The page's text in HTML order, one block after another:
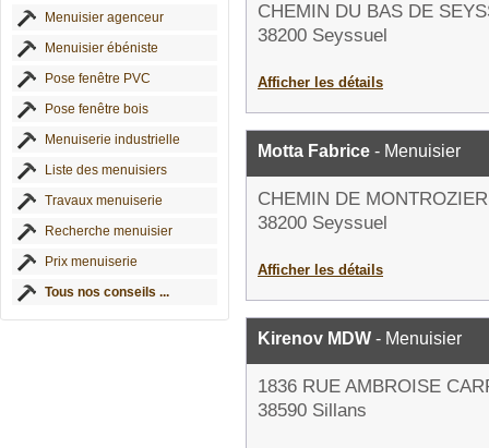
Menuisier agenceur
Menuisier ébéniste
Pose fenêtre PVC
Pose fenêtre bois
Menuiserie industrielle
Liste des menuisiers
Travaux menuiserie
Recherche menuisier
Prix menuiserie
Tous nos conseils ...
CHEMIN DU BAS DE
38200 Seyssuel
Afficher les détails
Motta Fabrice - Menuisier
CHEMIN DE MONTROZIER
38200 Seyssuel
Afficher les détails
Kirenov MDW - Menuisier
1836 RUE AMBROISE
38590 Sillans